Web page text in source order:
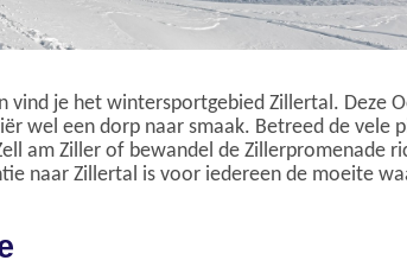
vind je het wintersportgebied Zillertal. Deze
wel een dorp naar smaak. Betreed de vele
am Ziller of bewandel de Zillerpromenade
naar Zillertal is voor iedereen de moeite